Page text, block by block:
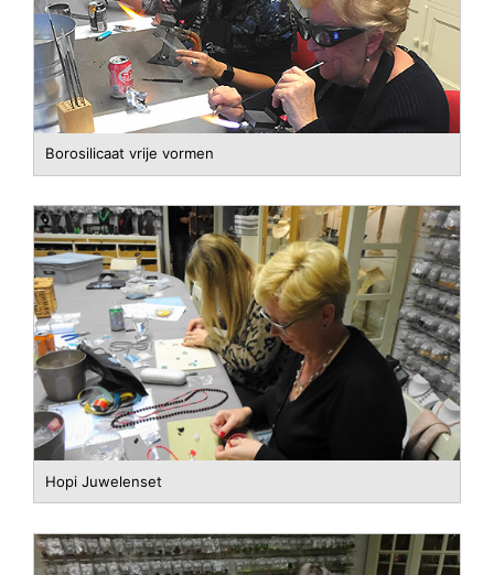
Borosilicaat vrije vormen
Hopi Juwelenset